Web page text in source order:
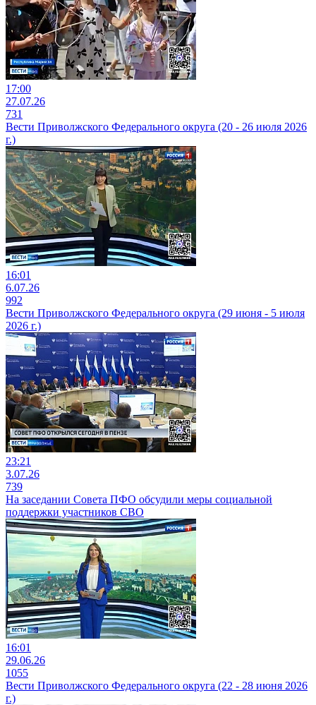
17:00
27.07.26
731
Вести Приволжского Федерального округа (20 - 26 июля 2026
г.)
16:01
6.07.26
992
Вести Приволжского Федерального округа (29 июня - 5 июля
2026 г.)
23:21
3.07.26
739
На заседании Совета ПФО обсудили меры социальной
поддержки участников СВО
16:01
29.06.26
1055
Вести Приволжского Федерального округа (22 - 28 июня 2026
г.)